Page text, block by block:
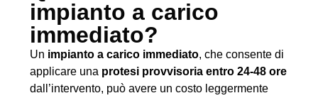
impianto a carico
immediato?
Un impianto a carico immediato, che consente di
applicare una protesi provvisoria entro 24-48 ore
dall’intervento, può avere un costo leggermente